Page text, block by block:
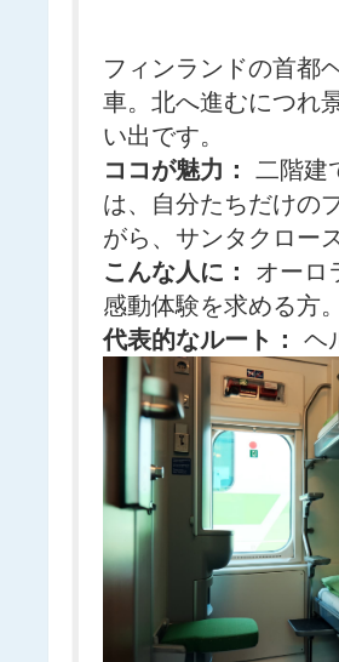
フィンランドの首都
車。北へ進むにつれ
い出です。
ココが魅力：
二階建
は、自分たちだけの
がら、サンタクロー
こんな人に：
オーロ
感動体験を求める方。
代表的なルート：
ヘ